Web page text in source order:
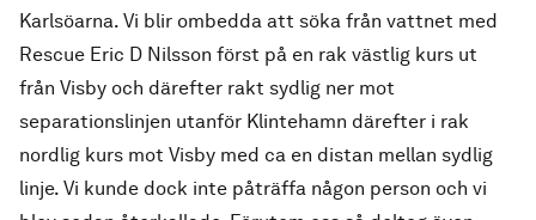
Karlsöarna. Vi blir ombedda att söka från vattnet med
Rescue Eric D Nilsson först på en rak västlig kurs ut
från Visby och därefter rakt sydlig ner mot
separationslinjen utanför Klintehamn därefter i rak
nordlig kurs mot Visby med ca en distan mellan sydlig
linje. Vi kunde dock inte påträffa någon person och vi